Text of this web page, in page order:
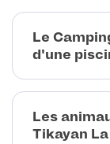
Le
d'une
Les
Tikayan